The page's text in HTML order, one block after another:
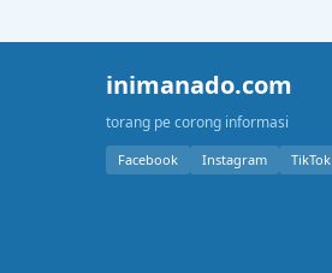
inimanado.com
torang pe corong informasi
Facebook Instagram TikTok